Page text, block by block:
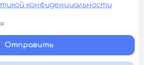
конфиденциальности
Отправить